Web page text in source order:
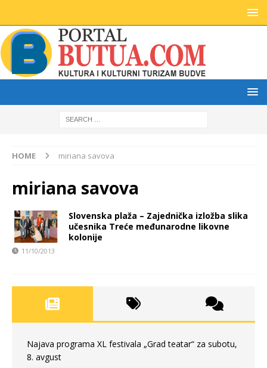
HOME miriana savova
miriana savova
Slovenska plaža – Zajednička izložba slika
učesnika Treće međunarodne likovne
kolonije
11/10/2013
Najava programa XL festivala „Grad teatar“ za subotu,
8. avgust